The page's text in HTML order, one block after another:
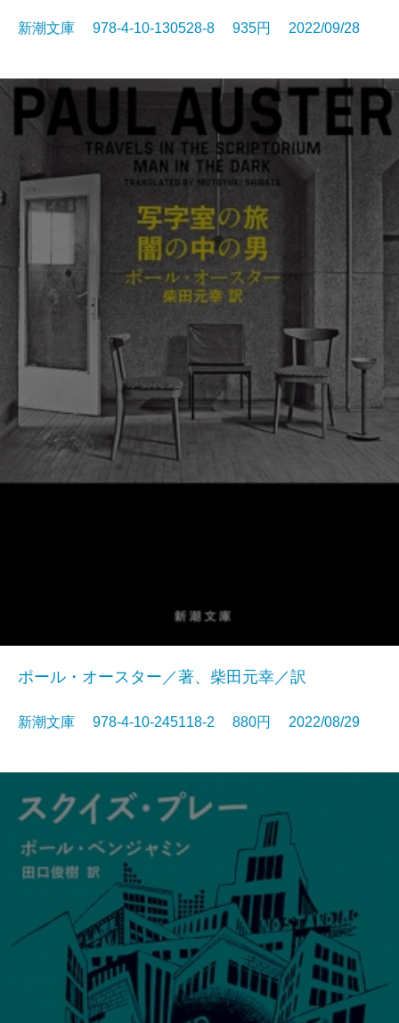
新潮文庫 978-4-10-130528-8 935円 2022/09/28
ポール・オースター／著、柴田元幸／訳
新潮文庫 978-4-10-245118-2 880円 2022/08/29